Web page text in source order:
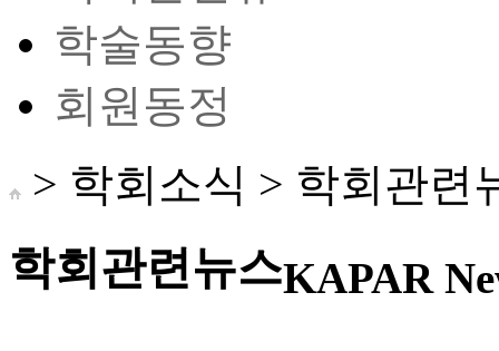
학술동향
회원동정
> 학회소식 > 학회관련
학회관련뉴스KAPAR